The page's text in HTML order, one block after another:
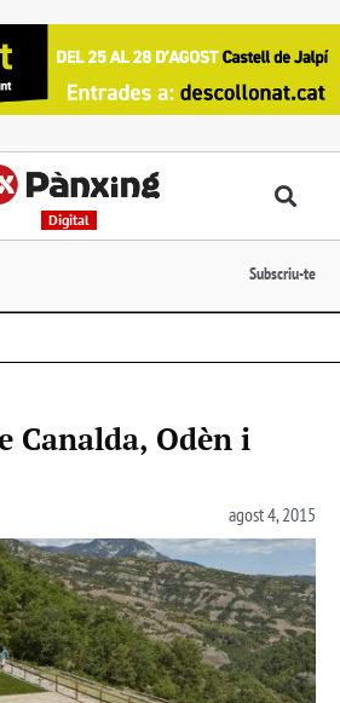
Digital
Subscriu-te
Canalda, Odèn i
agost 4, 2015